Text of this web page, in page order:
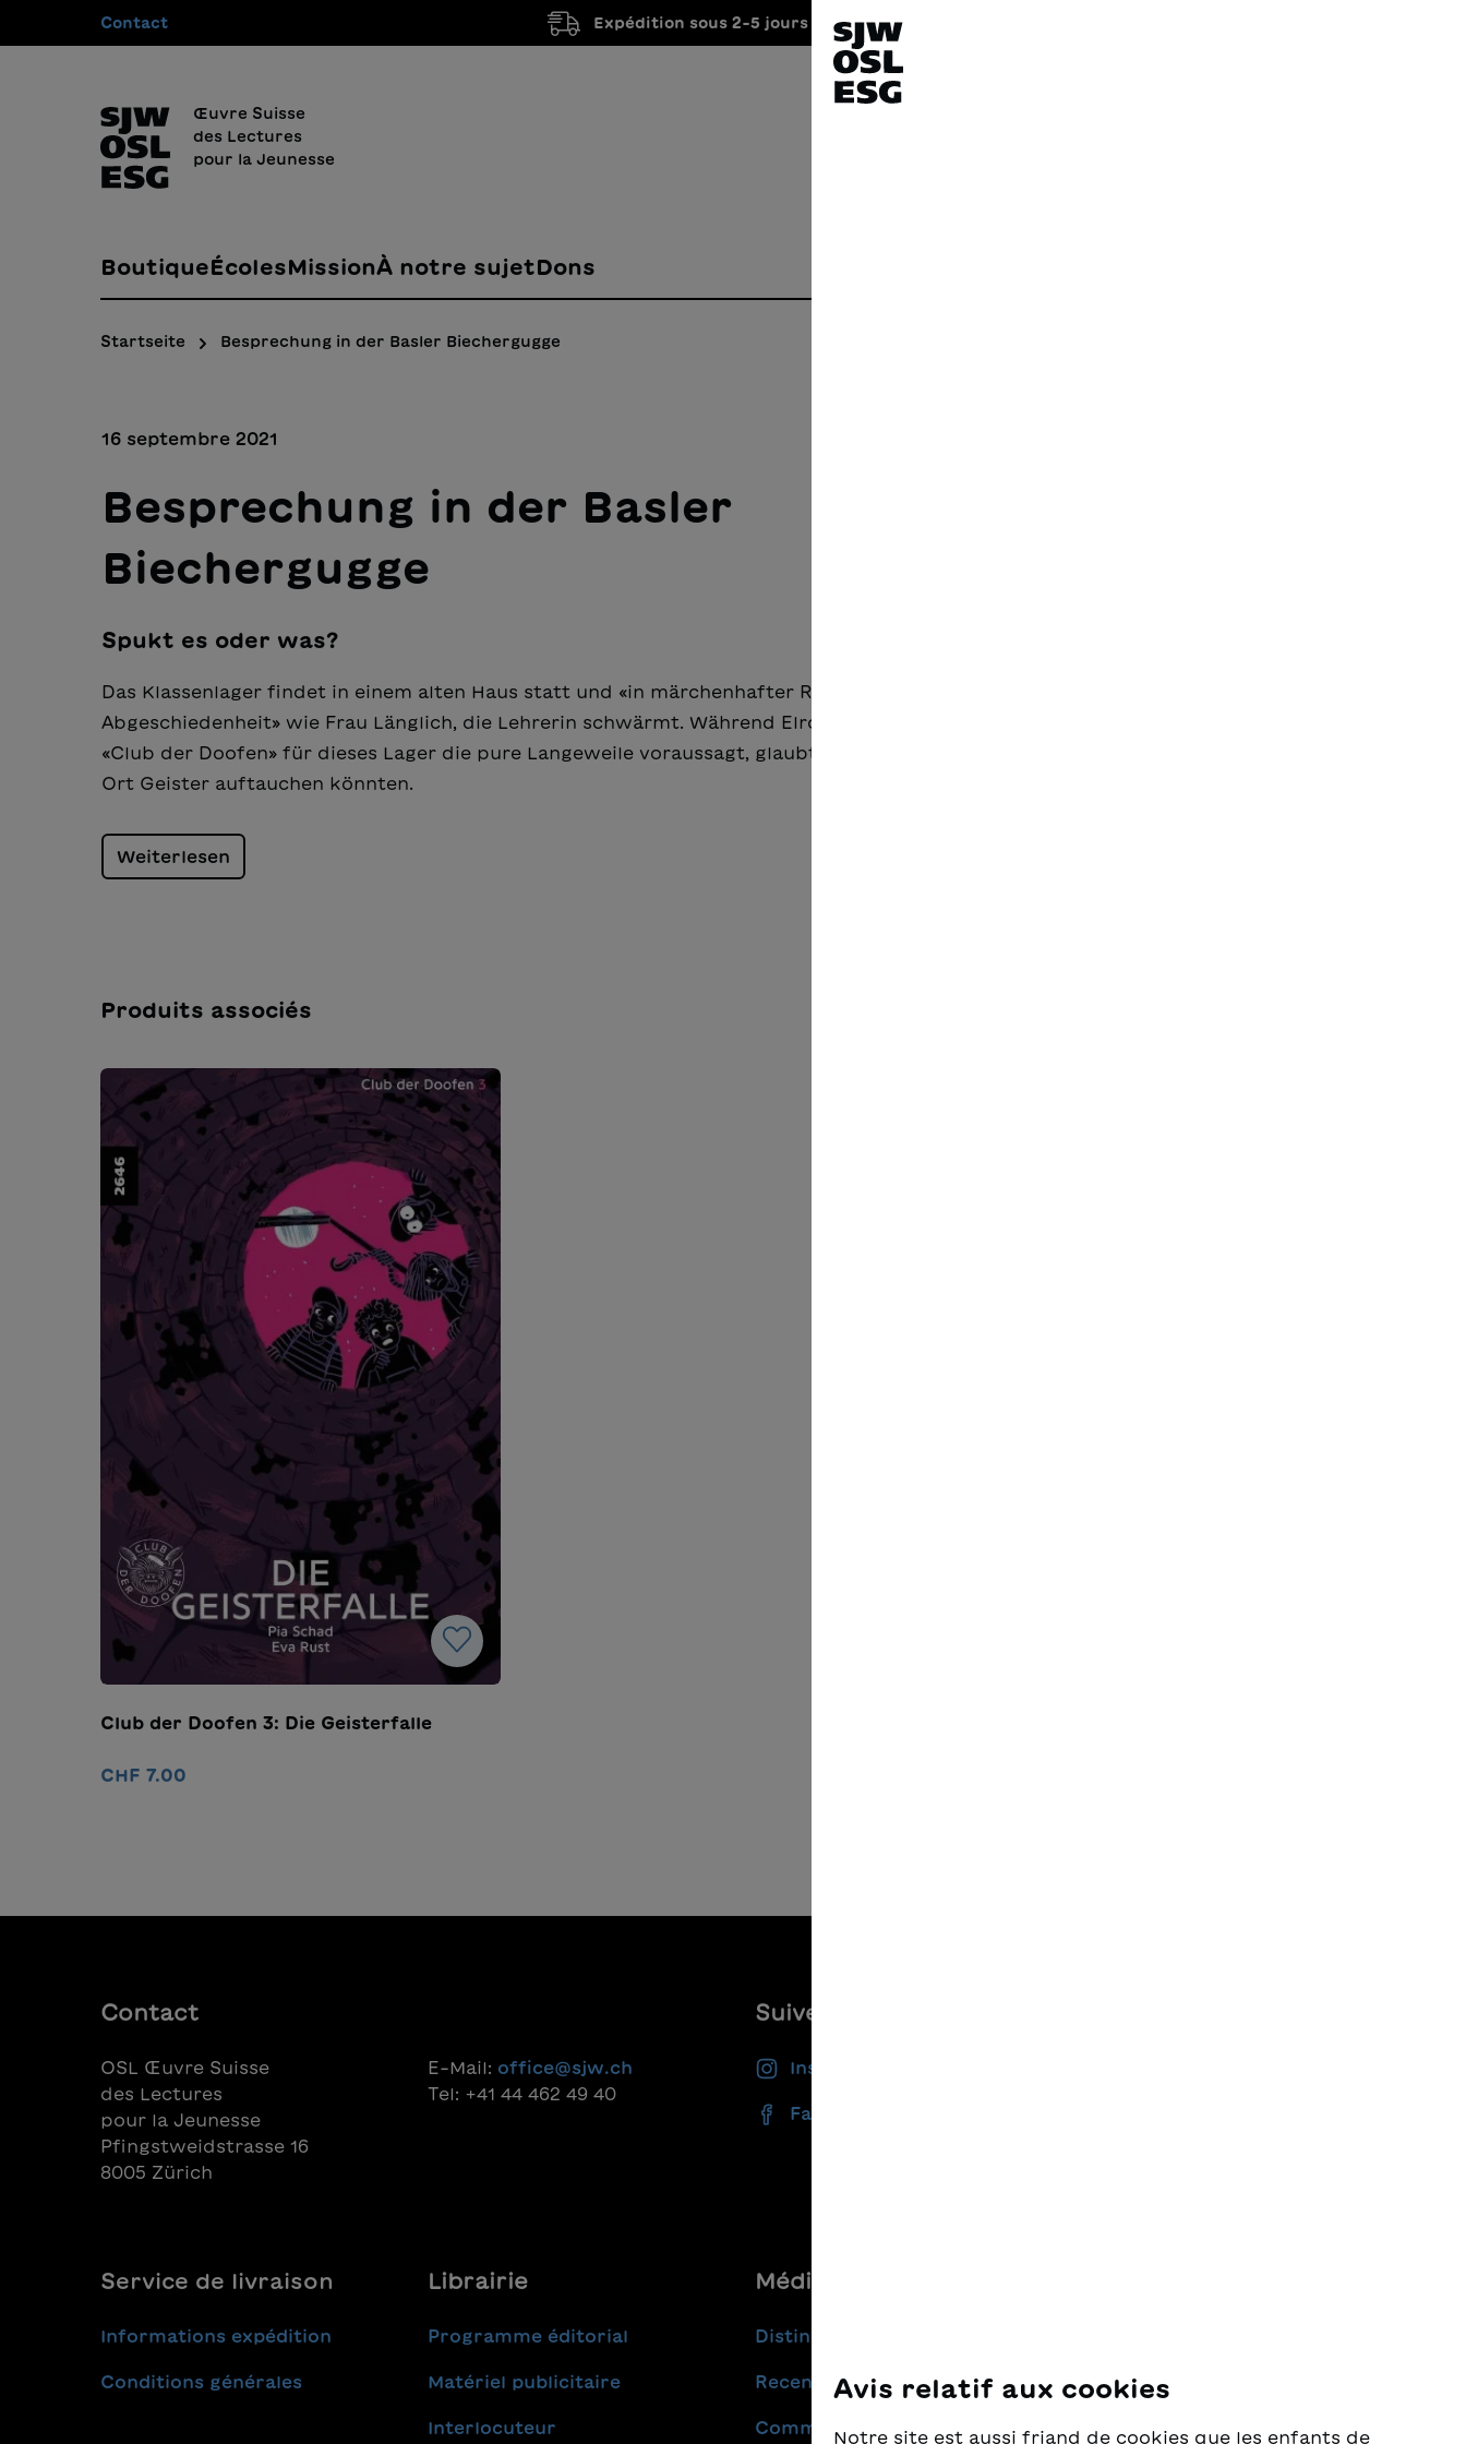
Passer à la navigation principale
Contact Expédition sous 2-5 jours ouvrés
Œuvre Suisse
des Lectures
pour la Jeunesse
BoutiqueÉcolesMissionÀ notre sujetDons
Startseite Besprechung in der Basler Biechergugge
16 septembre 2021
Besprechung in der Basler
Biechergugge
Spukt es oder was?
Das Klassenlager findet in einem alten Haus statt und «in märchenhafter Ruhe und
Abgeschiedenheit» wie Frau Länglich, die Lehrerin schwärmt. Während Elroy aus der Schülerclique
«Club der Doofen» für dieses Lager die pure Langeweile voraussagt, glaubt Tom, dass an diesem
Ort Geister auftauchen könnten.
Weiterlesen
Ignorer la galerie de produits
Produits associés
Club der Doofen 3: Die Geisterfalle
CHF 7.00
Contact
OSL Œuvre Suisse
des Lectures
pour la Jeunesse
Pfingstweidstrasse 16
8005 Zürich
E-Mail: office@sjw.ch
Tel: +41 44 462 49 40
Suivez-nous
Instagram
Facebook
Service de livraison
Informations expédition
Conditions générales
Librairie
Programme éditorial
Matériel publicitaire
Interlocuteur
Médias
Distinctions
Recensions
Communiqués de presse
Avis relatif aux cookies
Notre site est aussi friand de cookies que les enfants de